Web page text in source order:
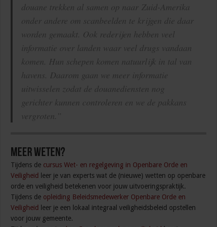
douane trekken al samen op naar Zuid-Amerika
onder andere om scanbeelden te krijgen die daar
worden gemaakt. Ook rederijen hebben veel
informatie over landen waar veel drugs vandaan
komen. Hun schepen komen natuurlijk in tal van
havens. Daarom gaan we meer informatie
uitwisselen zodat de douanediensten nog
gerichter kunnen controleren en we de pakkans
vergroten.”
Meer weten?
Tijdens de cursus Wet- en regelgeving in Openbare Orde en
Veiligheid
leer je van experts wat de (nieuwe) wetten op openbare
orde en veiligheid betekenen voor jouw uitvoeringspraktijk.
Tijdens de opleiding Beleidsmedewerker Openbare Orde en
Veiligheid
leer je een lokaal integraal veiligheidsbeleid opstellen
voor jouw gemeente.